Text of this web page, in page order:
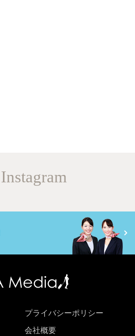
Instagram
プライバシーポリシー
会社概要